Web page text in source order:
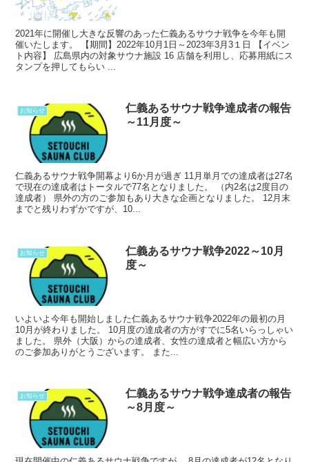
2021年に開催し大きな反響のあった仁義あるサウナ戦争を今年も開
催いたします。 【期間】2022年10月1日～2023年3月3１日 【イベン
ト内容】 広島県内の対象サウナ施設 16 店舗を利用し、応募用紙にス
タンプを押してもらい ...
お知らせ
仁義あるサウナ戦争達成者の報告
～11月度～
仁義あるサウナ戦争開幕より6か月が過ぎ 11月単月での達成者は27名
で現在の達成者はトータルで77名となりました。 （内2名は2度目の
達成者） 県外の方のご参加もあり大きな企画となりました。 12月末
までと残りわずかですが、10...
お知らせ
仁義あるサウナ戦争2022～10月
度～
いよいよ今年も開始しました仁義あるサウナ戦争2022年の最初の月
10月が終わりました。 10月度の達成者の方がすでに5名いらっしゃい
ました。 県外（大阪）からの達成者、女性の達成者と幅広い方から
のご参加ありがとうございます。 また...
お知らせ
仁義あるサウナ戦争達成者の報告
～8月度～